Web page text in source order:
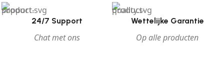
24/7 Support
Chat met ons
Wettelijke Garantie
Op alle producten